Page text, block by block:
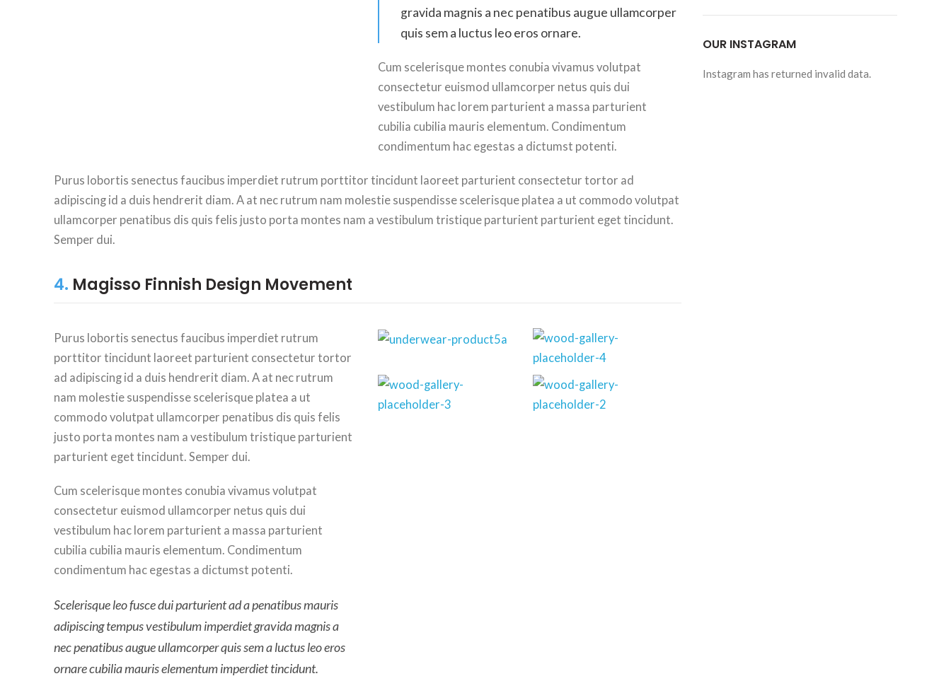
gravida magnis a nec penatibus augue ullamcorper
quis sem a luctus leo eros ornare.
Cum scelerisque montes conubia vivamus volutpat
consectetur euismod ullamcorper netus quis dui
vestibulum hac lorem parturient a massa parturient
cubilia cubilia mauris elementum. Condimentum
condimentum hac egestas a dictumst potenti.
Purus lobortis senectus faucibus imperdiet rutrum porttitor tincidunt laoreet parturient consectetur tortor ad
adipiscing id a duis hendrerit diam. A at nec rutrum nam molestie suspendisse scelerisque platea a ut commodo volutpat
ullamcorper penatibus dis quis felis justo porta montes nam a vestibulum tristique parturient parturient eget tincidunt.
Semper dui.
4. Magisso Finnish Design Movement
Purus lobortis senectus faucibus imperdiet rutrum
porttitor tincidunt laoreet parturient consectetur tortor
ad adipiscing id a duis hendrerit diam. A at nec rutrum
nam molestie suspendisse scelerisque platea a ut
commodo volutpat ullamcorper penatibus dis quis felis
justo porta montes nam a vestibulum tristique parturient
parturient eget tincidunt. Semper dui.
Cum scelerisque montes conubia vivamus volutpat
consectetur euismod ullamcorper netus quis dui
vestibulum hac lorem parturient a massa parturient
cubilia cubilia mauris elementum. Condimentum
condimentum hac egestas a dictumst potenti.
Scelerisque leo fusce dui parturient ad a penatibus mauris
adipiscing tempus vestibulum imperdiet gravida magnis a
nec penatibus augue ullamcorper quis sem a luctus leo eros
ornare cubilia mauris elementum imperdiet tincidunt.
OUR INSTAGRAM
Instagram has returned invalid data.